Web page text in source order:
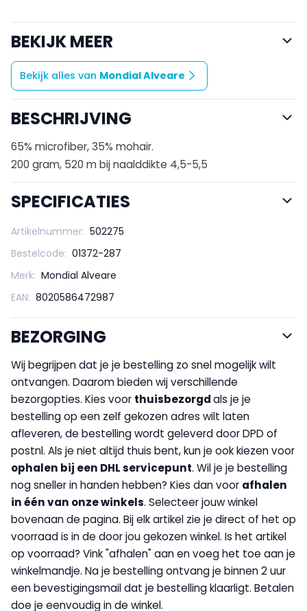
BEKIJK MEER
Bekijk alles van Mondial Alveare
BESCHRIJVING
65% microfiber, 35% mohair.
200 gram, 520 m bij naalddikte 4,5-5,5
SPECIFICATIES
Artikelnummer: 502275
Bestelcode: 01372-287
Merk: Mondial Alveare
EAN: 8020586472987
BEZORGING
Wij begrijpen dat je je bestelling zo snel mogelijk wilt
ontvangen. Daarom bieden wij verschillende
bezorgopties. Kies voor thuisbezorgdals je je
bestelling op een zelf gekozen adres wilt laten
afleveren, de bestelling wordt geleverd door DPD of
postnl. Als je niet altijd thuis bent, kun je ook kiezen voor
ophalen bij een DHL servicepunt. Wil je je bestelling
nog sneller in handen hebben? Kies dan voor afhalen
in één van onze winkels. Selecteer jouw winkel
bovenaan de pagina. Bij elk artikel zie je direct of het op
voorraad is in de door jou gekozen winkel. Is het artikel
op voorraad? Vink "afhalen" aan en voeg het toe aan je
winkelmandje. Na je bestelling ontvang je binnen 2 uur
een bevestigingsmail dat je bestelling klaarligt. Betalen
doe je eenvoudig in de winkel.